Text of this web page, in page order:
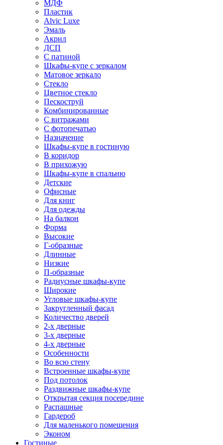
МДФ
Пластик
Alvic Luxe
Эмаль
Акрил
ДСП
С патиной
Шкафы-купе с зеркалом
Матовое зеркало
Стекло
Цветное стекло
Пескоструй
Комбинированные
С витражами
С фотопечатью
Назначение
Шкафы-купе в гостиную
В коридор
В прихожую
Шкафы-купе в спальню
Детские
Офисные
Для книг
Для одежды
На балкон
Форма
Высокие
Г-образные
Длинные
Низкие
П-образные
Радиусные шкафы-купе
Широкие
Угловые шкафы-купе
Закругленный фасад
Количество дверей
2-х дверные
3-х дверные
4-х дверные
Особенности
Во всю стену
Встроенные шкафы-купе
Под потолок
Раздвижные шкафы-купе
Открытая секция посередине
Распашные
Гардероб
Для маленького помещения
Эконом
Гостиные